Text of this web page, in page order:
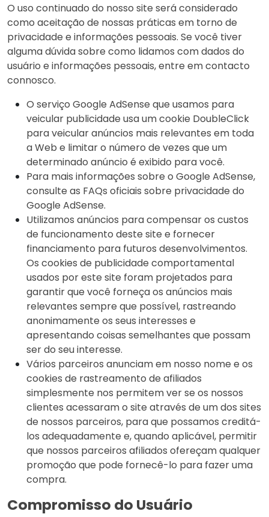
O uso continuado do nosso site será considerado
como aceitação de nossas práticas em torno de
privacidade e informações pessoais. Se você tiver
alguma dúvida sobre como lidamos com dados do
usuário e informações pessoais, entre em contacto
connosco.
O serviço Google AdSense que usamos para
veicular publicidade usa um cookie DoubleClick
para veicular anúncios mais relevantes em toda
a Web e limitar o número de vezes que um
determinado anúncio é exibido para você.
Para mais informações sobre o Google AdSense,
consulte as FAQs oficiais sobre privacidade do
Google AdSense.
Utilizamos anúncios para compensar os custos
de funcionamento deste site e fornecer
financiamento para futuros desenvolvimentos.
Os cookies de publicidade comportamental
usados ​​por este site foram projetados para
garantir que você forneça os anúncios mais
relevantes sempre que possível, rastreando
anonimamente os seus interesses e
apresentando coisas semelhantes que possam
ser do seu interesse.
Vários parceiros anunciam em nosso nome e os
cookies de rastreamento de afiliados
simplesmente nos permitem ver se os nossos
clientes acessaram o site através de um dos sites
de nossos parceiros, para que possamos creditá-
los adequadamente e, quando aplicável, permitir
que nossos parceiros afiliados ofereçam qualquer
promoção que pode fornecê-lo para fazer uma
compra.
Compromisso do Usuário